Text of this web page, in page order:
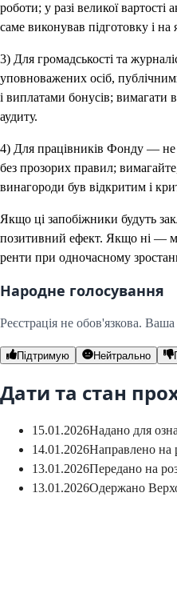
роботи; у разі великої
саме виконував підготовку і на
3) Для громадськості та
уповноважених осіб,
і виплатами бонусів; вимагати
аудиту.
4) Для працівників Фонду — не
без прозорих правил;
винагороди був відкритим і
Якщо ці запобіжники будуть
позитивний ефект. Якщо ні —
ренти при одночасному
Народне голосування
Реєстрація не обов'язкова.
Підтримую Нейтрально
Дати та стан
15.01.2026Надано для
14.01.2026Направлено на
13.01.2026Передано на
13.01.2026Одержано